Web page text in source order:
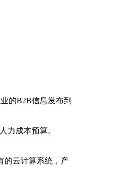
的B2B信息发布到
力成本预算。
的云计算系统，产